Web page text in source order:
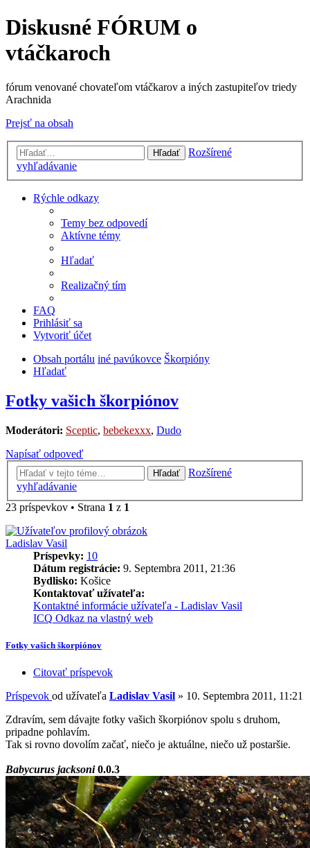
Diskusné FÓRUM o
vtáčkaroch
fórum venované chovateľom vtáčkarov a iných zastupiteľov triedy
Arachnida
Prejsť na obsah
Hľadať
Rozšírené
vyhľadávanie
Rýchle odkazy
Temy bez odpovedí
Aktívne témy
Hľadať
Realizačný tím
FAQ
Prihlásiť sa
Vytvoriť účet
Obsah portálu iné pavúkovce Škorpióny
Hľadať
Fotky vašich škorpiónov
Moderátori: Sceptic, bebekexxx, Dudo
Napísať odpoveď
Hľadať
Rozšírené
vyhľadávanie
23 príspevkov • Strana 1 z 1
Ladislav Vasil
Príspevky: 10
Dátum registrácie: 9. Septembra 2011, 21:36
Bydlisko: Košice
Kontaktovať užívateľa:
Kontaktné informácie užívateľa - Ladislav Vasil
ICQ Odkaz na vlastný web
Fotky vašich škorpiónov
Citovať príspevok
Príspevok od užívateľa Ladislav Vasil » 10. Septembra 2011, 11:21
Zdravím, sem dávajte fotky vašich škorpiónov spolu s druhom,
pripadne pohlavím.
Tak si rovno dovolím začať, niečo je aktuálne, niečo už postaršie.
Babycurus jacksoni0.0.3